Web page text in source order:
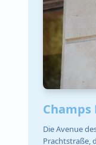
Champs
Die Avenue
Prachtstraße,